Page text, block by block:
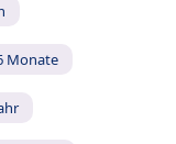
Monate